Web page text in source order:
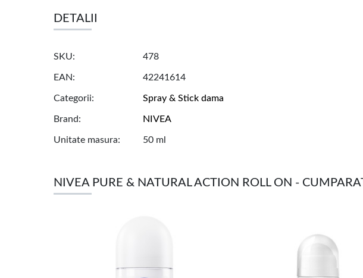
DETALII
SKU 478
EAN 42241614
Categorii Spray & Stick dama
Brand NIVEA
Unitate masura 50 ml
NIVEA PURE & NATURAL ACTION ROLL ON -